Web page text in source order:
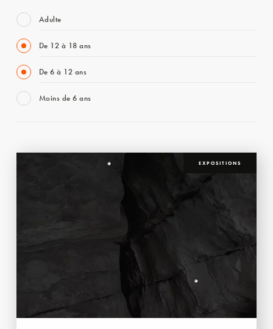
Adulte
De 12 à 18 ans
De 6 à 12 ans
Moins de 6 ans
EXPOSITIONS